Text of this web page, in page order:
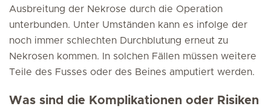
Ausbreitung der Nekrose durch die Operation
unterbunden. Unter Umständen kann es infolge der
noch immer schlechten Durchblutung erneut zu
Nekrosen kommen. In solchen Fällen müssen weitere
Teile des Fusses oder des Beines amputiert werden.
Was sind die Komplikationen oder Risiken